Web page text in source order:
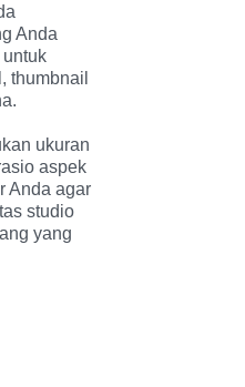
Anda
thumbnail
ukuran
aspek
Anda agar
studio
yang